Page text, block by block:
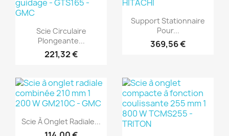
Aperçu rapide
Scie Circulaire
Plongeante...
221,32 €
Aperçu rapide
Support Stationnaire
Pour...
369,56 €
 Aperçu rapide
Scie À Onglet Radiale...
(1)